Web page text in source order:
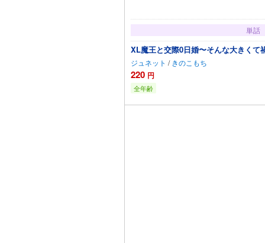
単話
XL魔王と交際0日婚〜そんな大きくて
ジュネット / きのこもち
220 円
全年齢